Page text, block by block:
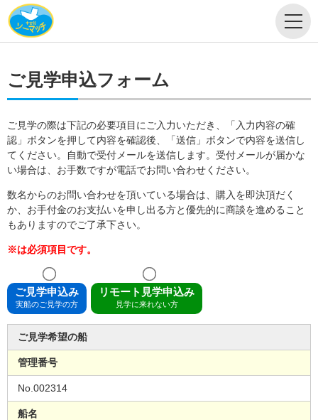
ご見学申込フォーム
ご見学の際は下記の必要項目にご入力いただき、「入力内容の確
認」ボタンを押して内容を確認後、「送信」ボタンで内容を送信し
てください。自動で受付メールを送信します。受付メールが届かな
い場合は、お手数ですが電話でお問い合わせください。
数名からのお問い合わせを頂いている場合は、購入を即決頂だく
か、お手付金のお支払いを申し出る方と優先的に商談を進めること
もありますのでご了承下さい。
※は必須項目です。
ご見学申込み
実船のご見学の方
リモート見学申込み
見学に来れない方
ご見学希望の船
管理番号
No.002314
船名